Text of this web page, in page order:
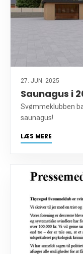
27. JUN. 2025
Saunagus i
Svømmeklubben
saunagus!
LÆS MERE